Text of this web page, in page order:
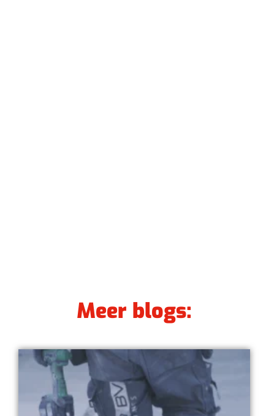
Meer blogs: